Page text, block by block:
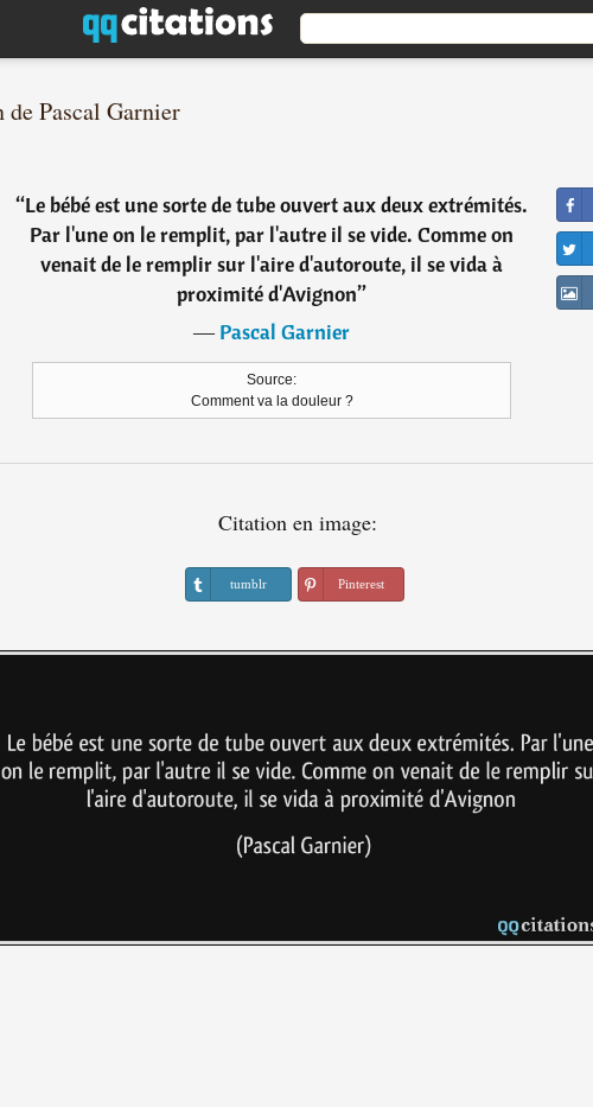
Pascal Garnier
“Le bébé est une sorte de tube ouvert aux deux extrémités.
Par l'une on le remplit, par l'autre il se vide. Comme on
venait de le remplir sur l'aire d'autoroute, il se vida à
proximité d'Avignon”
―Pascal Garnier
Source:
Comment va la douleur ?
Citation en image:
tumblr Pinterest